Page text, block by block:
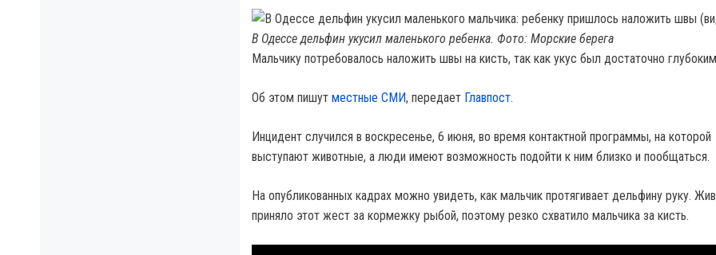
В Одессе дельфин укусил маленького ребенка. Фото: Морские берега
Мальчику потребовалось наложить швы на кисть, так как укус был достаточно
Об этом пишут местные СМИ, передает Главпост.
Инцидент случился в воскресенье, 6 июня, во время контактной программы, на которой
выступают животные, а люди имеют возможность подойти к ним близко и пообщаться.
На опубликованных кадрах можно увидеть, как мальчик протягивает дельфину руку.
приняло этот жест за кормежку рыбой, поэтому резко схватило мальчика за кисть.